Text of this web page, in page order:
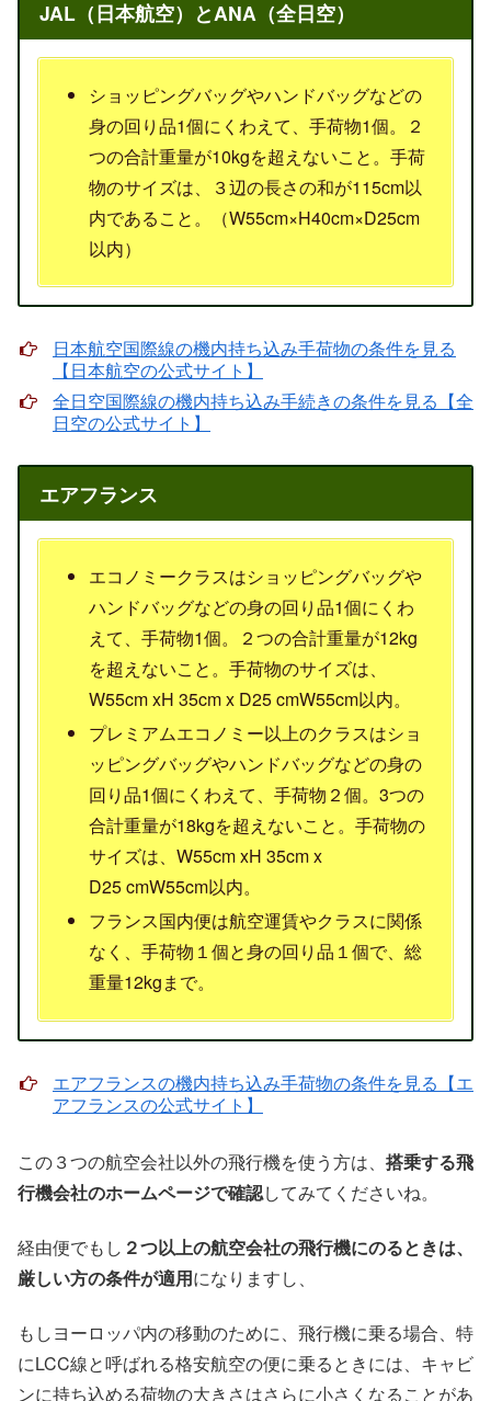
JAL（日本航空）とANA（全日空）
ショッピングバッグやハンドバッグなどの
身の回り品1個にくわえて、手荷物1個。２
つの合計重量が10kgを超えないこと。手荷
物のサイズは、３辺の長さの和が115cm以
内であること。（W55cm×H40cm×D25cm
以内）
日本航空国際線の機内持ち込み手荷物の条件を見る
【日本航空の公式サイト】
全日空国際線の機内持ち込み手続きの条件を見る【全
日空の公式サイト】
エアフランス
エコノミークラスはショッピングバッグや
ハンドバッグなどの身の回り品1個にくわ
えて、手荷物1個。２つの合計重量が12kg
を超えないこと。手荷物のサイズは、
W55cm xH 35cm x D25 cmW55cm以内。
プレミアムエコノミー以上のクラスはショ
ッピングバッグやハンドバッグなどの身の
回り品1個にくわえて、手荷物２個。3つの
合計重量が18kgを超えないこと。手荷物の
サイズは、W55cm xH 35cm x
D25 cmW55cm以内。
フランス国内便は航空運賃やクラスに関係
なく、手荷物１個と身の回り品１個で、総
重量12kgまで。
エアフランスの機内持ち込み手荷物の条件を見る【エ
アフランスの公式サイト】
この３つの航空会社以外の飛行機を使う方は、 搭乗する飛
行機会社のホームページで確認してみてくださいね。
経由便でもし ２つ以上の航空会社の飛行機にのるときは、
厳しい方の条件が適用になりますし、
もしヨーロッパ内の移動のために、飛行機に乗る場合、特
にLCC線と呼ばれる格安航空の便に乗るときには、キャビ
ンに持ち込める荷物の大きさはさらに小さくなることがあ